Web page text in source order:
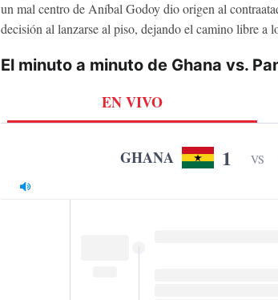
un mal centro de Aníbal Godoy dio origen al
decisión al lanzarse al piso, dejando el camino libre a
El minuto a minuto de Ghana vs.